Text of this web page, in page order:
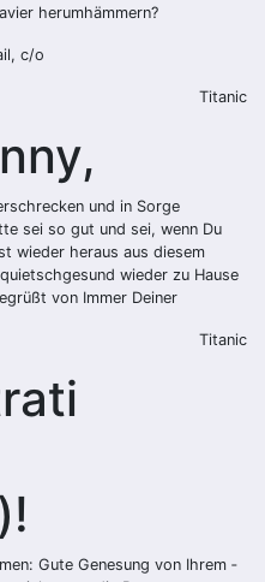
herumhämmern?
c/o
Titanic
und in Sorge
sei so gut und sei, wenn Du
wieder heraus aus diesem
wieder zu Hause
von Immer Deiner
Titanic
Gute Genesung von Ihrem